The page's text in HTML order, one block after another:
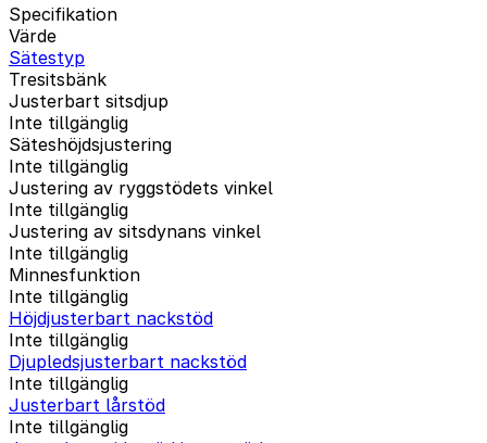
Specifikation
Värde
Sätestyp
Tresitsbänk
Justerbart sitsdjup
Inte tillgänglig
Säteshöjdsjustering
Inte tillgänglig
Justering av ryggstödets vinkel
Inte tillgänglig
Justering av sitsdynans vinkel
Inte tillgänglig
Minnesfunktion
Inte tillgänglig
Höjdjusterbart nackstöd
Inte tillgänglig
Djupledsjusterbart nackstöd
Inte tillgänglig
Justerbart lårstöd
Inte tillgänglig